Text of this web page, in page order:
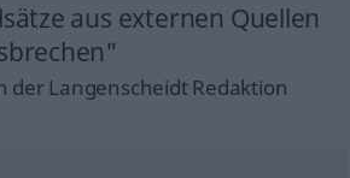
aus externen Quellen
der Langenscheidt Redaktion